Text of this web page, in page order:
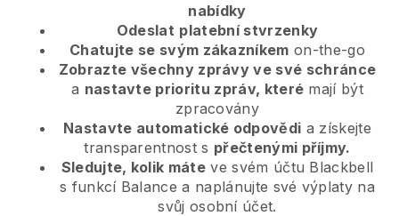
nabídky
Odeslat platební stvrzenky
Chatujte se svým zákazníkem on-the-go
Zobrazte všechny zprávy ve své schránce
a nastavte prioritu zpráv, které mají být
zpracovány
Nastavte automatické odpovědi a získejte
transparentnost s přečtenými příjmy.
Sledujte, kolik máte ve svém účtu Blackbell
s funkcí Balance a naplánujte své výplaty na
svůj osobní účet.